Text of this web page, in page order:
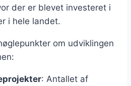
der er blevet investeret i
i hele landet.
om udviklingen
: Antallet af